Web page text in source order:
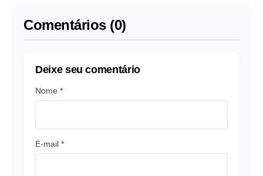
Comentários (0)
Deixe seu comentário
Nome *
E-mail *